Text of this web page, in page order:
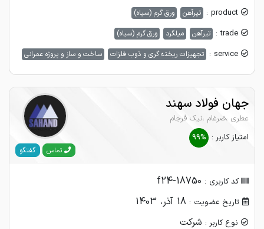
product : تیرآهن ورق گرم (سیاه)
trade : تیرآهن میلگرد ورق گرم (سیاه)
service : تجهیزات ریخته گری و ذوب فلزات ساخت و ساز و پروژه عمرانی
جهان فولاد سهند
عطری ،ضرغام ،نیک فرجام
امتیاز کاربر : 99%
تماس گفتگو
کد کاربری : f24-18750
تاریخ عضویت : 18 آذر، 1403
نوع کاربر : شرکت